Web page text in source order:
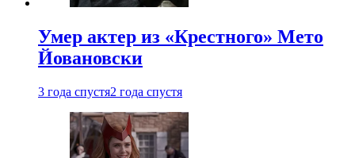
Умер актер из «Крестного» Мето
Йовановски
3 года спустя2 года спустя